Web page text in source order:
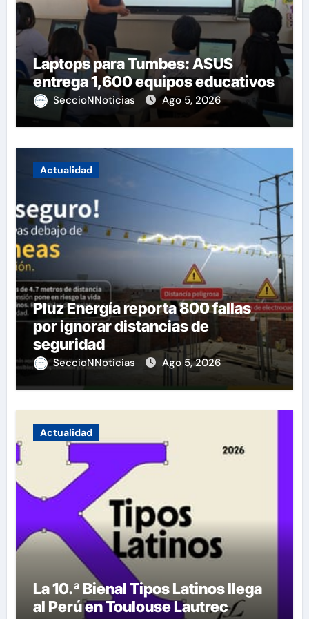
Laptops para Tumbes: ASUS
entrega 1,600 equipos educativos
SeccioNNoticias Ago 5, 2026
Actualidad
Pluz Energía reporta 800 fallas
por ignorar distancias de
seguridad
SeccioNNoticias Ago 5, 2026
Actualidad
La 10.ª Bienal Tipos Latinos llega
al Perú en Toulouse Lautrec